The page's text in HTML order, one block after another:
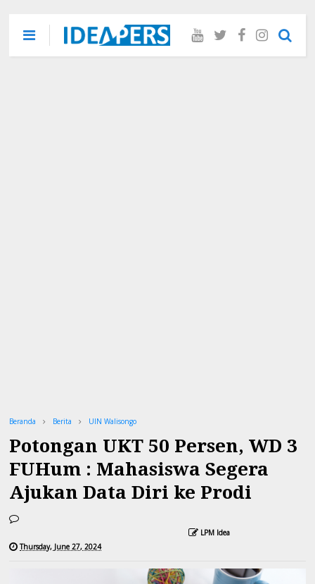
Beranda Berita UIN Walisongo
Potongan UKT 50 Persen, WD 3
FUHum : Mahasiswa Segera
Ajukan Data Diri ke Prodi
LPM Idea
Thursday, June 27, 2024